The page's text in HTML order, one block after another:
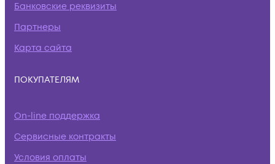
Банковские реквизиты
Партнеры
Карта сайта
ПОКУПАТЕЛЯМ
On-line поддержка
Сервисные контракты
Условия оплаты